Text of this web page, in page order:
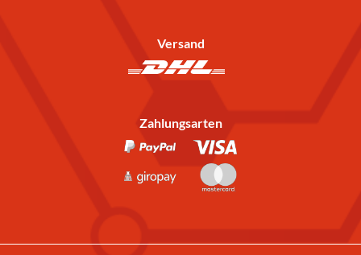
Versand
Zahlungsarten